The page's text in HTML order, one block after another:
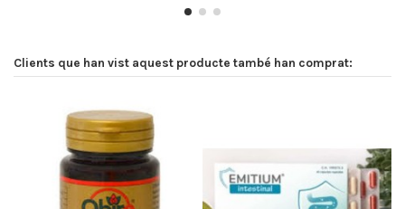
Clients que han vist aquest producte també han comprat: